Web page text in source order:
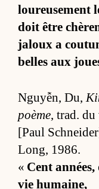
lou­reu­se­ment
doit être
ja­loux a
belles aux
Nguyễn, Du,
poème, trad.
[Paul
Long, 1986.
« Cent
vie hu­mai­ne,